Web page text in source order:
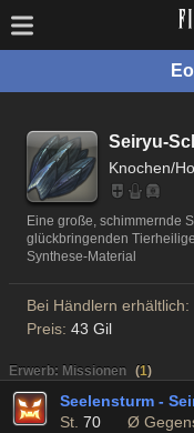
Seiryu-
Knochen/
Eine große, schimmernde
glückbringenden
Synthese-Material
Bei Händlern erhältlich:
Preis: 43 Gil
Erwerb: Missionen (1)
Seelensturm -
St. 70 Ø